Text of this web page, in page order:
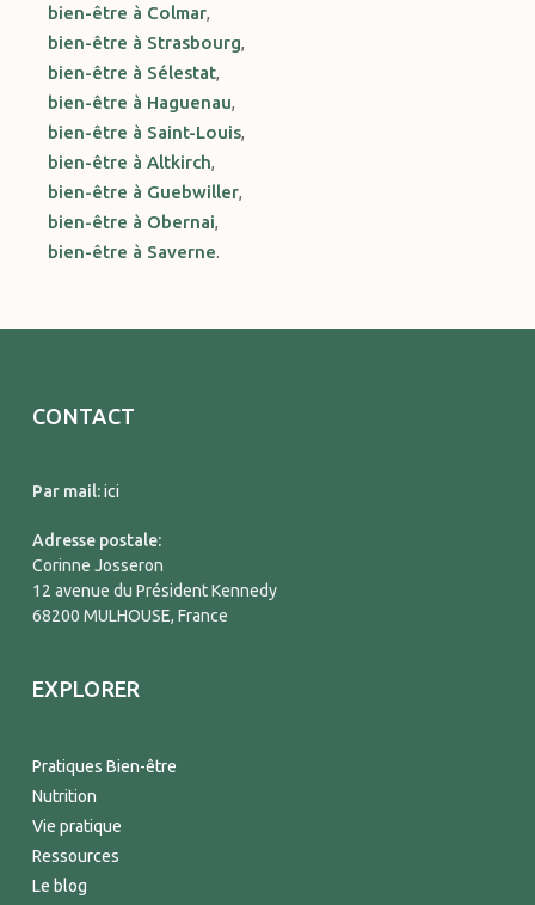
bien-être à Colmar,
bien-être à Strasbourg,
bien-être à Sélestat,
bien-être à Haguenau,
bien-être à Saint-Louis,
bien-être à Altkirch,
bien-être à Guebwiller,
bien-être à Obernai,
bien-être à Saverne.
CONTACT
Par mail:ici
Adresse postale:
Corinne Josseron
12 avenue du Président Kennedy
68200 MULHOUSE, France
EXPLORER
Pratiques Bien-être
Nutrition
Vie pratique
Ressources
Le blog